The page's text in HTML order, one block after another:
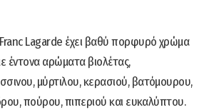
Lagarde έχει βαθύ πορφυρό χρώμα
έντονα αρώματα βιολέτας,
μύρτιλου, κερασιού, βατόμουρου,
πούρου, πιπεριού και ευκαλύπτου.